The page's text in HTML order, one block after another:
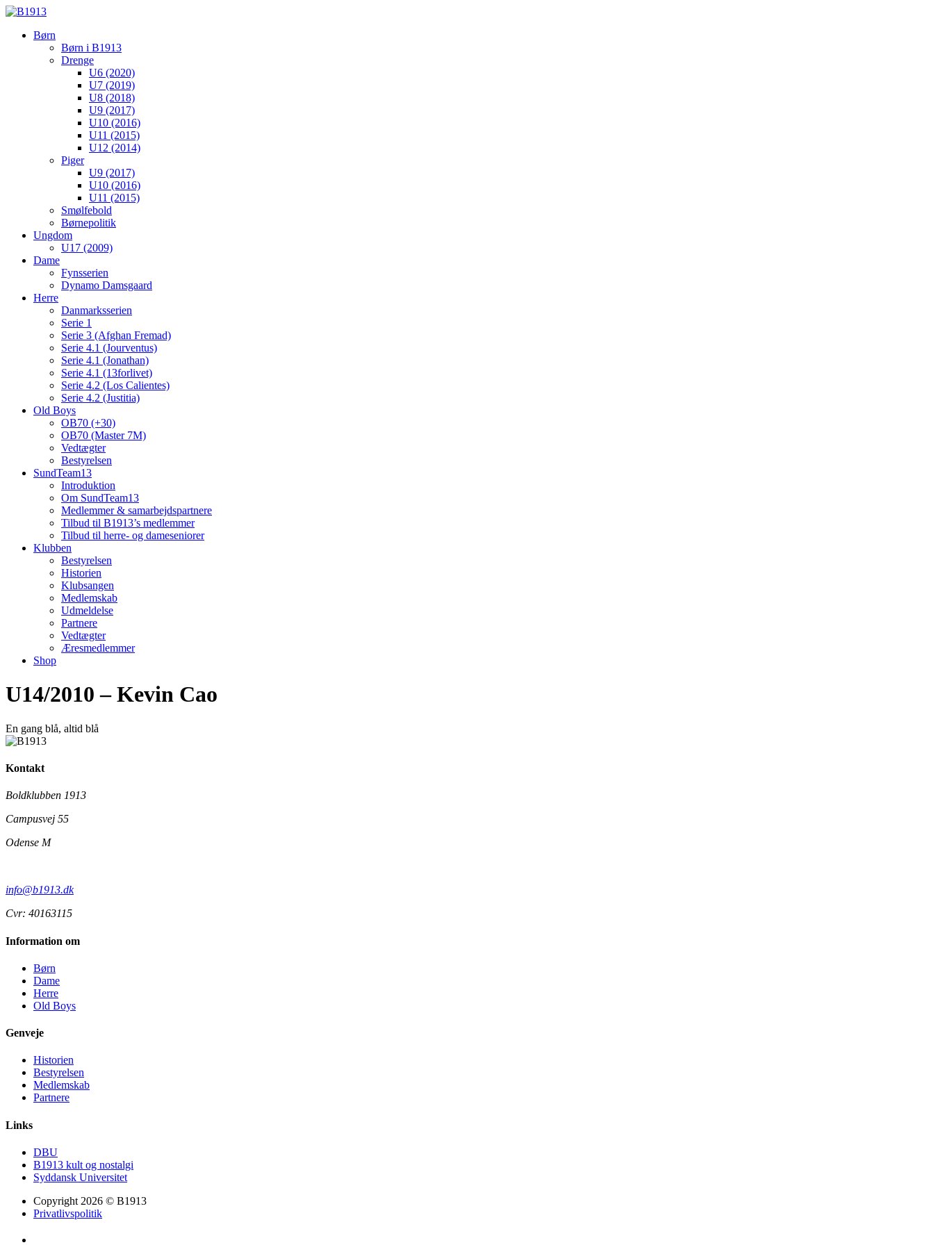
Børn
Børn i B1913
Drenge
U6 (2020)
U7 (2019)
U8 (2018)
U9 (2017)
U10 (2016)
U11 (2015)
U12 (2014)
Piger
U9 (2017)
U10 (2016)
U11 (2015)
Smølfebold
Børnepolitik
Ungdom
U17 (2009)
Dame
Fynsserien
Dynamo Damsgaard
Herre
Danmarksserien
Serie 1
Serie 3 (Afghan Fremad)
Serie 4.1 (Jourventus)
Serie 4.1 (Jonathan)
Serie 4.1 (13forlivet)
Serie 4.2 (Los Calientes)
Serie 4.2 (Justitia)
Old Boys
OB70 (+30)
OB70 (Master 7M)
Vedtægter
Bestyrelsen
SundTeam13
Introduktion
Om SundTeam13
Medlemmer & samarbejdspartnere
Tilbud til B1913’s medlemmer
Tilbud til herre- og dameseniorer
Klubben
Bestyrelsen
Historien
Klubsangen
Medlemskab
Udmeldelse
Partnere
Vedtægter
Æresmedlemmer
Shop
U14/2010 – Kevin Cao
En gang blå, altid blå
Kontakt
Boldklubben 1913
Campusvej 55
Odense M
info@b1913.dk
Cvr: 40163115
Information om
Børn
Dame
Herre
Old Boys
Genveje
Historien
Bestyrelsen
Medlemskab
Partnere
Links
DBU
B1913 kult og nostalgi
Syddansk Universitet
Copyright 2026 © B1913
Privatlivspolitik